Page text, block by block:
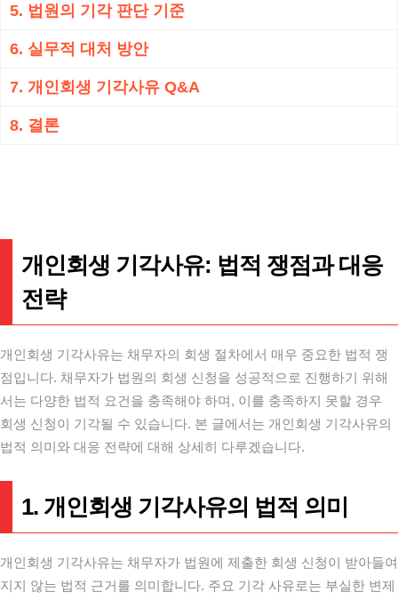
5. 법원의 기각 판단 기준
6. 실무적 대처 방안
7. 개인회생 기각사유 Q&A
8. 결론
개인회생 기각사유: 법적 쟁점과 대응
전략
개인회생 기각사유는 채무자의 회생 절차에서 매우 중요한 법적 쟁
점입니다. 채무자가 법원의 회생 신청을 성공적으로 진행하기 위해
서는 다양한 법적 요건을 충족해야 하며, 이를 충족하지 못할 경우
회생 신청이 기각될 수 있습니다. 본 글에서는 개인회생 기각사유의
법적 의미와 대응 전략에 대해 상세히 다루겠습니다.
1. 개인회생 기각사유의 법적 의미
개인회생 기각사유는 채무자가 법원에 제출한 회생 신청이 받아들여
지지 않는 법적 근거를 의미합니다. 주요 기각 사유로는 부실한 변제